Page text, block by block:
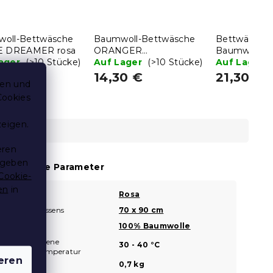
und
in
Bettwäsche
DREAMER rosa
(>10 Stücke)
€
Baumwoll-Bettwäsche
ORANGER
SCHMETTERLING beige
Auf Lager (>10 Stücke)
14,30 €
Bettwäsche
Baumwolle
Auf Lager
21,30 €
Zusätzliche Parameter
? Farbe
Rosa
Maße des Kissens
70 x 90 cm
100% Baumwolle
Empfohlene
Waschtemperatur
30 - 40 °C
Gewicht 0,7 kg